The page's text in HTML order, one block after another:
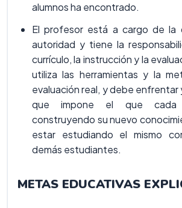
alumnos ha encontrado.
El profesor está a cargo de la
autoridad y tiene la
currículo, la instrucción y la
utiliza las herramientas y la
evaluación real, y debe enfrentar
que impone el que cada
construyendo su nuevo
estar estudiando el mismo
demás estudiantes.
METAS EDUCATIVAS